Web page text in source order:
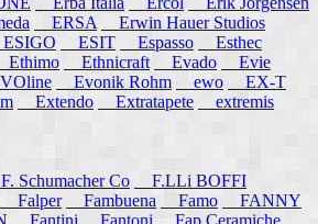
ERSA
Erwin Hauer Studios
ESIT Espasso
Esthec
Ethimo Ethnicraft Evado
Evie
Evonik Rohm ewo
EX-T
Extendo Extratapete
extremis
Schumacher Co
F.LLi BOFFI
Falper Fambuena Famo
FANNY